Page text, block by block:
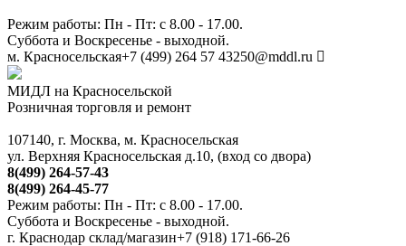
Режим работы: Пн - Пт: с 8.00 - 17.00.
Суббота и Воскресенье - выходной.
м. Красносельская+7 (499) 264 57 43250@mddl.ru
МИДЛ на Красносельской
Розничная торговля и ремонт
107140, г. Москва, м. Красносельская
ул. Верхняя Красносельская д.10, (вход со двора)
8(499) 264-57-43
8(499) 264-45-77
Режим работы: Пн - Пт: с 8.00 - 17.00.
Суббота и Воскресенье - выходной.
г. Краснодар склад/магазин+7 (918) 171-66-26